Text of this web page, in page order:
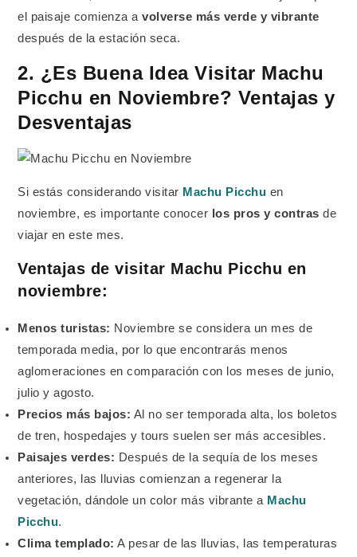
el paisaje comienza avolverse más verde y vibrante
después de la estación seca.
2. ¿Es Buena Idea Visitar Machu
Picchu en Noviembre? Ventajas y
Desventajas
Si estás considerando visitar Machu Picchu en
noviembre, es importante conocer los pros y contras de
viajar en este mes.
Ventajas de visitar Machu Picchu en
noviembre:
Menos turistas: Noviembre se considera un mes de
temporada media, por lo que encontrarás menos
aglomeraciones en comparación con los meses de junio,
julio y agosto.
Precios más bajos: Al no ser temporada alta, los boletos
de tren, hospedajes y tours suelen ser más accesibles.
Paisajes verdes: Después de la sequía de los meses
anteriores, las lluvias comienzan a regenerar la
vegetación, dándole un color más vibrante a Machu
Picchu.
Clima templado: A pesar de las lluvias, las temperaturas